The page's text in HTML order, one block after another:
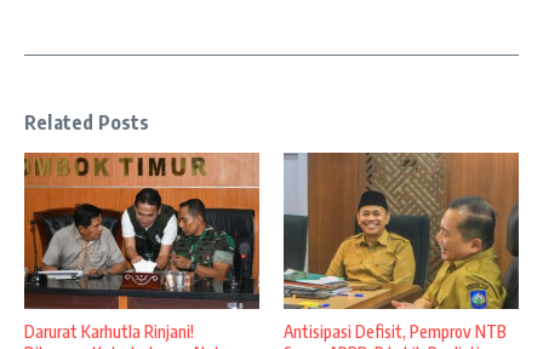
Related Posts
Darurat Karhutla Rinjani!
Antisipasi Defisit, Pemprov NTB